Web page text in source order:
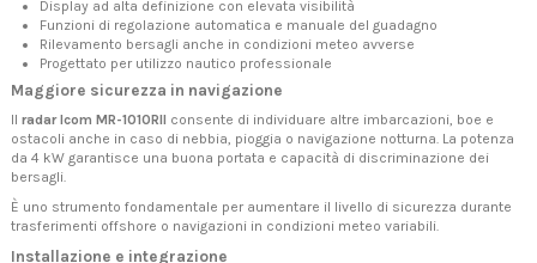
Display ad alta definizione con elevata visibilità
Funzioni di regolazione automatica e manuale del guadagno
Rilevamento bersagli anche in condizioni meteo avverse
Progettato per utilizzo nautico professionale
Maggiore sicurezza in navigazione
Il radar Icom MR-1010RII consente di individuare altre imbarcazioni, boe e
ostacoli anche in caso di nebbia, pioggia o navigazione notturna. La potenza
da 4 kW garantisce una buona portata e capacità di discriminazione dei
bersagli.
È uno strumento fondamentale per aumentare il livello di sicurezza durante
trasferimenti offshore o navigazioni in condizioni meteo variabili.
Installazione e integrazione